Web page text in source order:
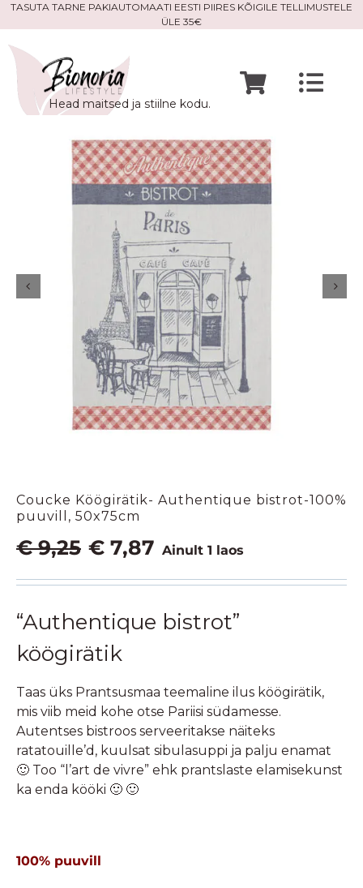
Skip
to
content
TASUTA TARNE PAKIAUTOMAATI EESTI PIIRES KÕIGILE TELLIMUSTELE
ÜLE 35€
Head maitsed ja stiilne kodu.
Kontakt
Coucke Köögirätik- Authentique bistrot-100%
puuvill, 50x75cm
€9,25 Algne
oli:
€ 7,87 Praegune
on:
Ainult 1 laos
“Authentique bistrot”
köögirätik
Taas üks Prantsusmaa teemaline ilus köögirätik,
mis viib meid kohe otse Pariisi südamesse.
Autentses bistroos serveeritakse näiteks
ratatouille’d, kuulsat sibulasuppi ja palju enamat
🙂 Too “l’art de vivre” ehk prantslaste elamisekunst
ka enda kööki 🙂 🙂
100% puuvill